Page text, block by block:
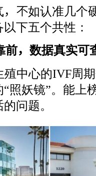
不如认准几个
下五个共性：
前，数据真实可
殖中心的IVF周
照妖镜”。能上
问题。